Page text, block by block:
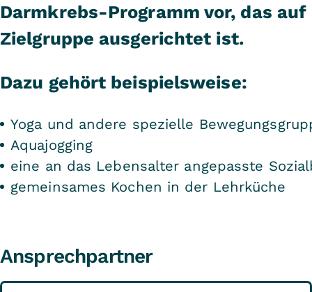
Darmkrebs-Programm vor, das auf
Zielgruppe ausgerichtet ist.
Dazu gehört beispielsweise:
Yoga und andere spezielle
Aquajogging
eine an das Lebensalter angepasste
gemeinsames Kochen in der Lehrküche
Ansprechpartner